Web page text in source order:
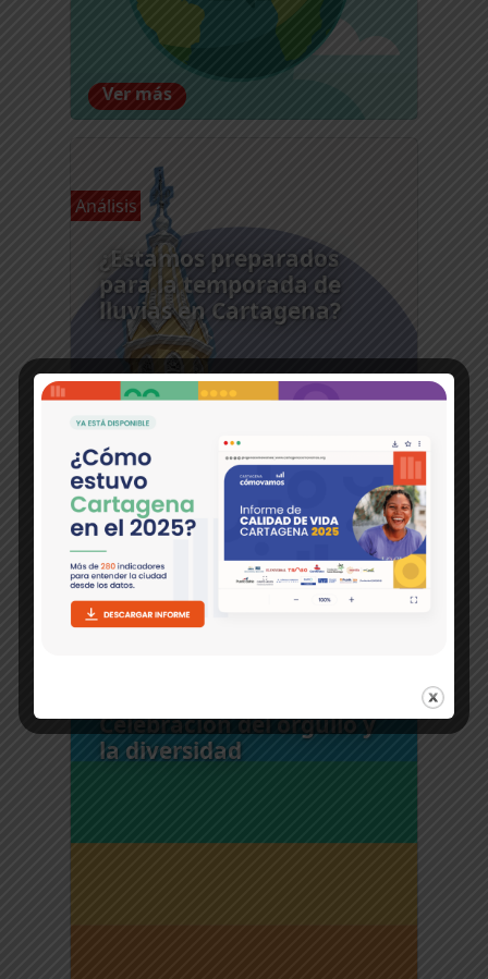
Ver más
Análisis
¿Estamos preparados
para la temporada de
lluvias en Cartagena?
Ver más
Celebración del orgullo y
la diversidad